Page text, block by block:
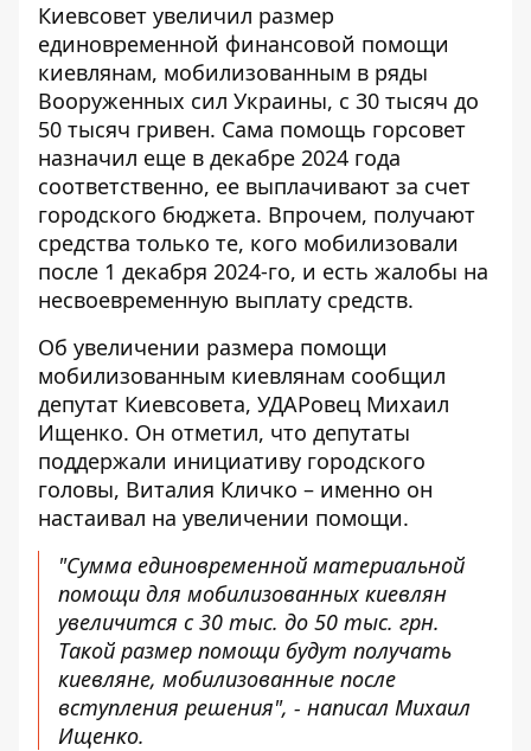
Киевсовет увеличил размер
единовременной финансовой помощи
киевлянам, мобилизованным в ряды
Вооруженных сил Украины, с 30 тысяч до
50 тысяч гривен. Сама помощь горсовет
назначил еще в декабре 2024 года
соответственно, ее выплачивают за счет
городского бюджета. Впрочем, получают
средства только те, кого мобилизовали
после 1 декабря 2024-го, и есть жалобы на
несвоевременную выплату средств.
Об увеличении размера помощи
мобилизованным киевлянам сообщил
депутат Киевсовета, УДАРовец Михаил
Ищенко. Он отметил, что депутаты
поддержали инициативу городского
головы, Виталия Кличко – именно он
настаивал на увеличении помощи.
"Сумма единовременной материальной
помощи для мобилизованных киевлян
увеличится с 30 тыс. до 50 тыс. грн.
Такой размер помощи будут получать
киевляне, мобилизованные после
вступления решения", - написал Михаил
Ищенко.